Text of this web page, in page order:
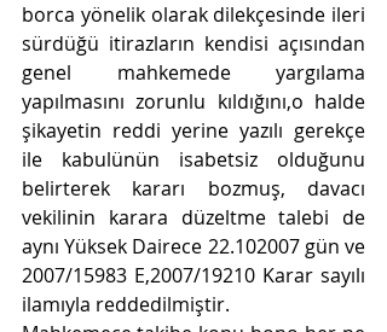
borca yönelik olarak dilekçesinde ileri
sürdüğü itirazların kendisi açısından
genel mahkemede yargılama
yapılmasını zorunlu kıldığını,o halde
şikayetin reddi yerine yazılı gerekçe
ile kabulünün isabetsiz olduğunu
belirterek kararı bozmuş, davacı
vekilinin karara düzeltme talebi de
aynı Yüksek Dairece 22.102007 gün ve
2007/15983 E,2007/19210 Karar sayılı
ilamıyla reddedilmiştir.